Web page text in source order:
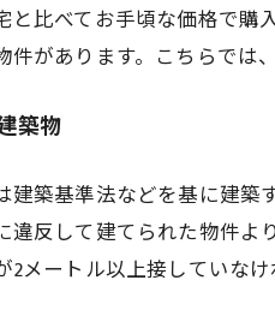
と比べてお手頃な価格で購
件があります。こちらでは
築物
建築基準法などを基に建築
違反して建てられた物件
2メートル以上接していな